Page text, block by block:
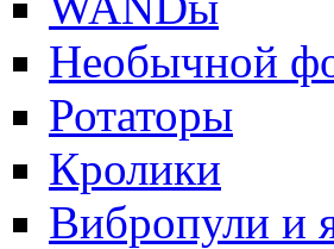
Необычной
Ротаторы
Кролики
Вибропули и